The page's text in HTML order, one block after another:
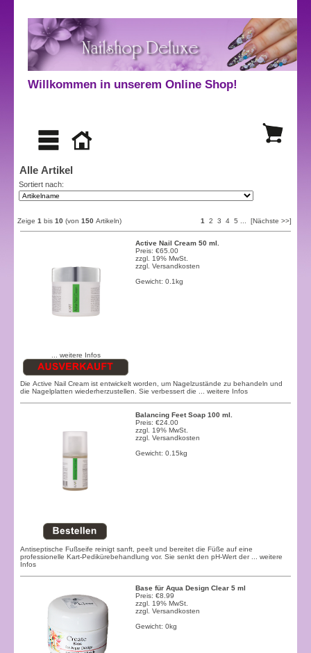
Willkommen in unserem Online Shop!
Alle Artikel
Sortiert nach:
Zeige 1 bis 10 (von 150 Artikeln) 1 2 3 4 5 [Nächste >>]
... weitere Infos
Active Nail Cream 50 ml.
Preis: €65.00
zzgl. 19% MwSt.
zzgl. Versandkosten
Gewicht: 0.1kg
Die Active Nail Cream ist entwickelt worden, um Nagelzustände zu behandeln und
die Nagelplatten wiederherzustellen. Sie verbessert die ... weitere Infos
Balancing Feet Soap 100 ml.
Preis: €24.00
zzgl. 19% MwSt.
zzgl. Versandkosten
Gewicht: 0.15kg
Antiseptische Fußseife reinigt sanft, peelt und bereitet die Füße auf eine
professionelle Kart-Pedikürebehandlung vor. Sie senkt den pH-Wert der... weitere
Infos
Base für Aqua Design Clear 5 ml
Preis: €8.99
zzgl. 19% MwSt.
zzgl. Versandkosten
Gewicht: 0kg